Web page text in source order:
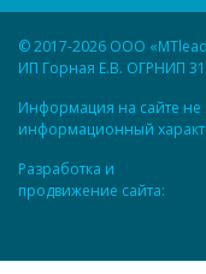
© 2017-2026 ООО
ИП Горная Е.В. ОГРНИП
Информация на сайте не
информационный
Разработка и
продвижение сайта: